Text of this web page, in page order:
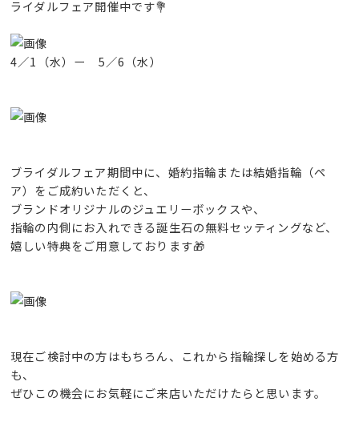
ライダルフェア開催中です💐
4／1（水）ー 5／6（水）
ブライダルフェア期間中に、婚約指輪または結婚指輪（ペ
ア）をご成約いただくと、
ブランドオリジナルのジュエリーボックスや、
指輪の内側にお入れできる誕生石の無料セッティングなど、
嬉しい特典をご用意しております🎁
現在ご検討中の方はもちろん、これから指輪探しを始める方
も、
ぜひこの機会にお気軽にご来店いただけたらと思います。